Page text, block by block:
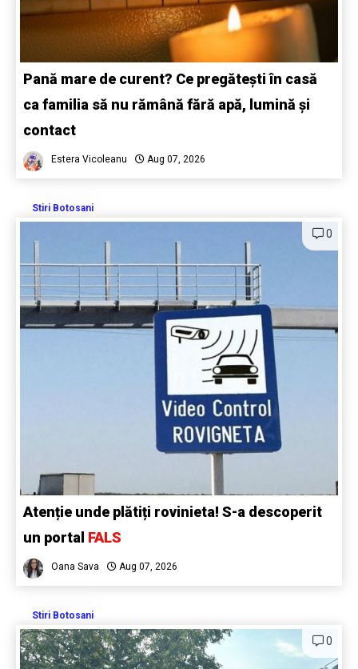
Pană mare de curent? Ce pregătești în casă
ca familia să nu rămână fără apă, lumină și
contact
Estera Vicoleanu Aug 07, 2026
Stiri Botosani
0
Atenție unde plătiți rovinieta! S-a descoperit
un portal FALS
Oana Sava Aug 07, 2026
Stiri Botosani
0